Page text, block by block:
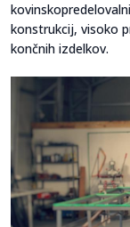
konstrukcij, visoko
končnih izdelkov.